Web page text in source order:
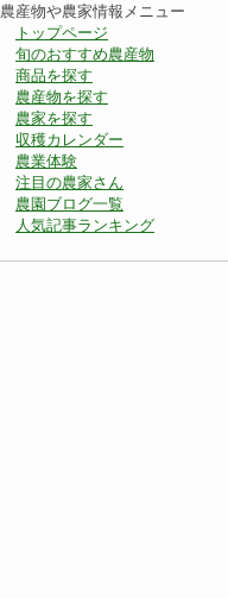
農産物や農家情報メニュー
トップページ
旬のおすすめ農産物
商品を探す
農産物を探す
農家を探す
収穫カレンダー
農業体験
注目の農家さん
農園ブログ一覧
人気記事ランキング